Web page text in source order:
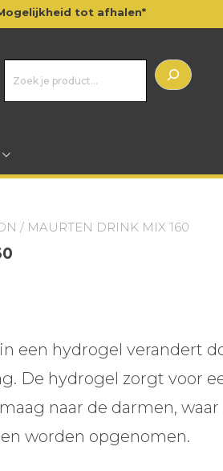
tot afhalen*
/ MAURTEN DRINK MIX 160
een hydrogel verandert
De hydrogel zorgt voor
naar de darmen,
worden opgenomen.